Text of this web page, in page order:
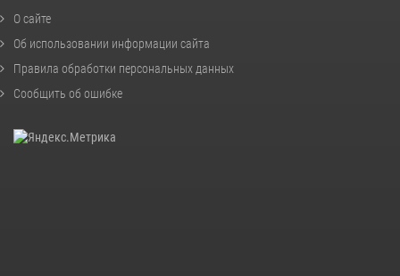
О сайте
Об использовании информации сайта
Правила обработки персональных данных
Сообщить об ошибке